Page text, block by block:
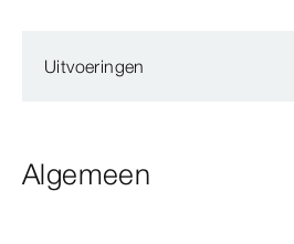
Uitvoeringen
Algemeen